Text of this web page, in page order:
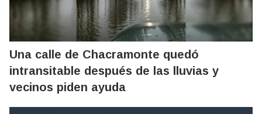
Una calle de Chacramonte quedó
intransitable después de las lluvias y
vecinos piden ayuda